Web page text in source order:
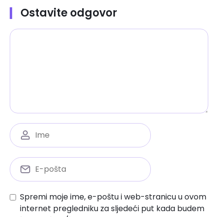
Ostavite odgovor
Spremi moje ime, e-poštu i web-stranicu u ovom
internet pregledniku za sljedeći put kada budem